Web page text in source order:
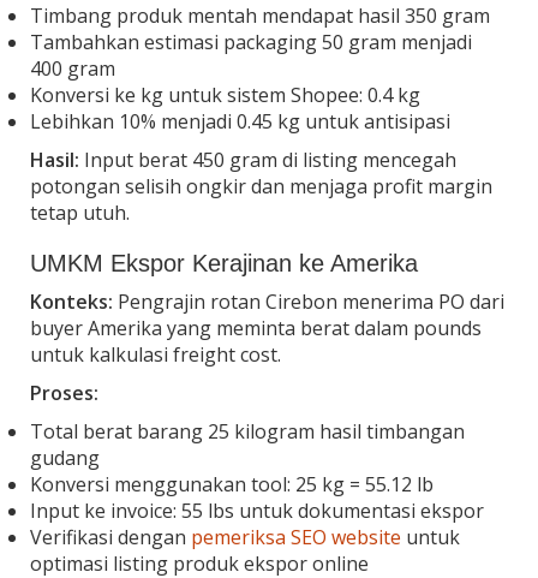
Timbang produk mentah mendapat hasil 350 gram
Tambahkan estimasi packaging 50 gram menjadi
400 gram
Konversi ke kg untuk sistem Shopee: 0.4 kg
Lebihkan 10% menjadi 0.45 kg untuk antisipasi
Hasil: Input berat 450 gram di listing mencegah
potongan selisih ongkir dan menjaga profit margin
tetap utuh.
UMKM Ekspor Kerajinan ke Amerika
Konteks: Pengrajin rotan Cirebon menerima PO dari
buyer Amerika yang meminta berat dalam pounds
untuk kalkulasi freight cost.
Proses:
Total berat barang 25 kilogram hasil timbangan
gudang
Konversi menggunakan tool: 25 kg = 55.12 lb
Input ke invoice: 55 lbs untuk dokumentasi ekspor
Verifikasi dengan pemeriksa SEO website untuk
optimasi listing produk ekspor online